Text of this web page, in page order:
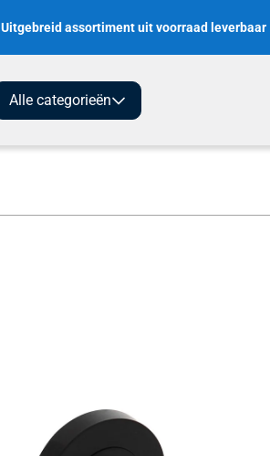
Uitgebreid assortiment uit voorraad leverbaar
Alle categorieën